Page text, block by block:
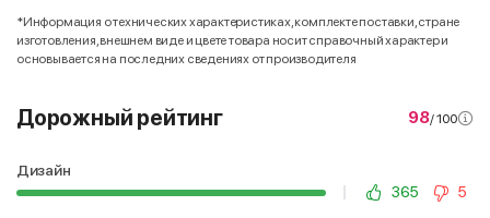
*Информация о технических характеристиках, комплекте поставки, стране
изготовления, внешнем виде и цвете товара носит справочный характер и
основывается на последних сведениях от производителя
Дорожный рейтинг 98/ 100
Дизайн
365
5